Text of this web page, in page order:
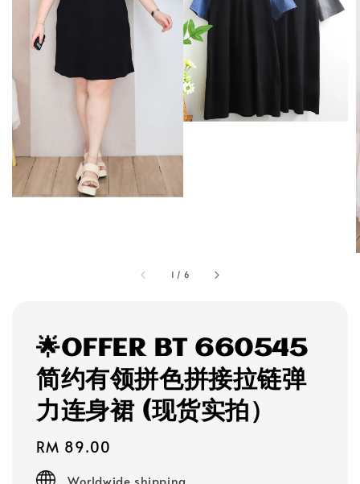
1 / 6
🌟OFFER BT 660545
简约有领拼色拼接拉链弹
力连身裙 (现货实拍）
Regular
price
RM 89.00
Worldwide shipping